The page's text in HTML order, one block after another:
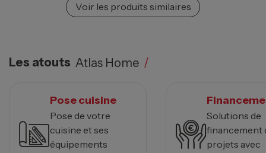
Voir les produits similaires
Les atouts Atlas Home /
Pose cuisine
Pose de votre
cuisine et ses
équipements
Solutions de
financement
projets avec